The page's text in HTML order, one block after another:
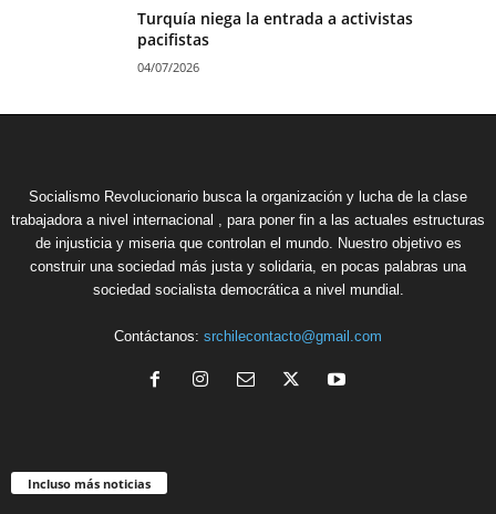
Turquía niega la entrada a activistas
pacifistas
04/07/2026
Socialismo Revolucionario busca la organización y lucha de la clase
trabajadora a nivel internacional , para poner fin a las actuales estructuras
de injusticia y miseria que controlan el mundo. Nuestro objetivo es
construir una sociedad más justa y solidaria, en pocas palabras una
sociedad socialista democrática a nivel mundial.
Contáctanos: srchilecontacto@gmail.com
Incluso más noticias